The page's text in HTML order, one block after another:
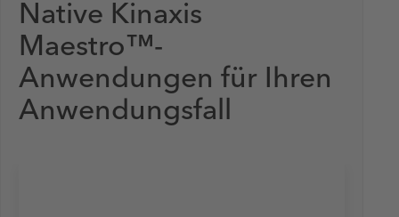
Native Kinaxis
Maestro™-
Anwendungen für Ihren
Anwendungsfall